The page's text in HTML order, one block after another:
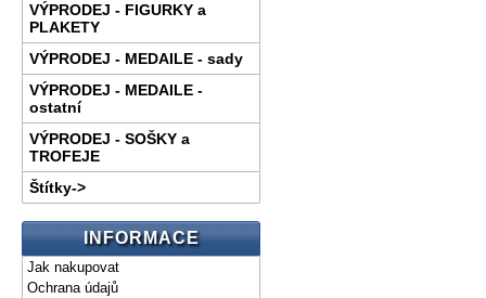
VÝPRODEJ - FIGURKY a
PLAKETY
VÝPRODEJ - MEDAILE - sady
VÝPRODEJ - MEDAILE -
ostatní
VÝPRODEJ - SOŠKY a
TROFEJE
Štítky->
INFORMACE
Jak nakupovat
Ochrana údajů